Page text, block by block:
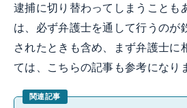
逮捕に切り替わってしまうことも
は、必ず弁護士を通して行うのが
されたときも含め、まず弁護士に
ては、こちらの記事も参考になり